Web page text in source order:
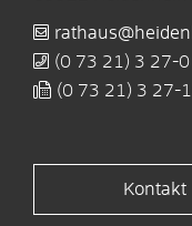
(0 73 21) 3 27-0
(0 73 21) 3 27-
Kontakt